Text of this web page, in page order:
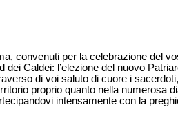
convenuti per la celebrazione del
Caldei: l’elezione del nuovo
di voi saluto di cuore i
proprio quanto nella numerosa
intensamente con la